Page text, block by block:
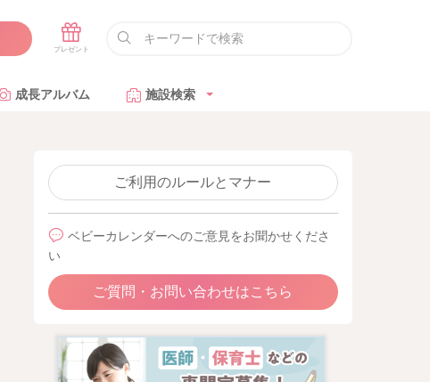
成長アルバム 施設検索
ご利用のルールとマナー
ベビーカレンダーへのご意見をお聞かせくださ
い
ご質問・お問い合わせはこちら